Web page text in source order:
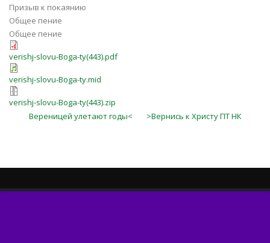
Призыв к покаянию
Общее пение
Общее пение
verishj-slovu-Boga-ty(443).pdf
verishj-slovu-Boga-ty.mid
verishj-slovu-Boga-ty(443).zip
Вереницей улетают годы<
>Вернись к Христу ПТ НК